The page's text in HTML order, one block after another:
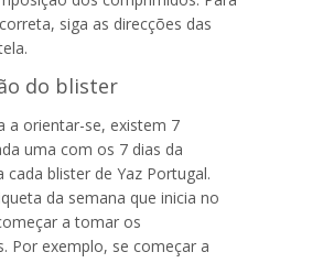
siga as direcções das
do blister
a orientar-se, existem 7
uma com os 7 dias da
cada blister de Yaz Portugal.
da semana que inicia no
a tomar os
Por exemplo, se começar a